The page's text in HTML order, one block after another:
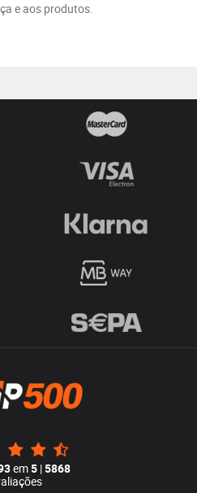
e aos produtos.
em5 |5868